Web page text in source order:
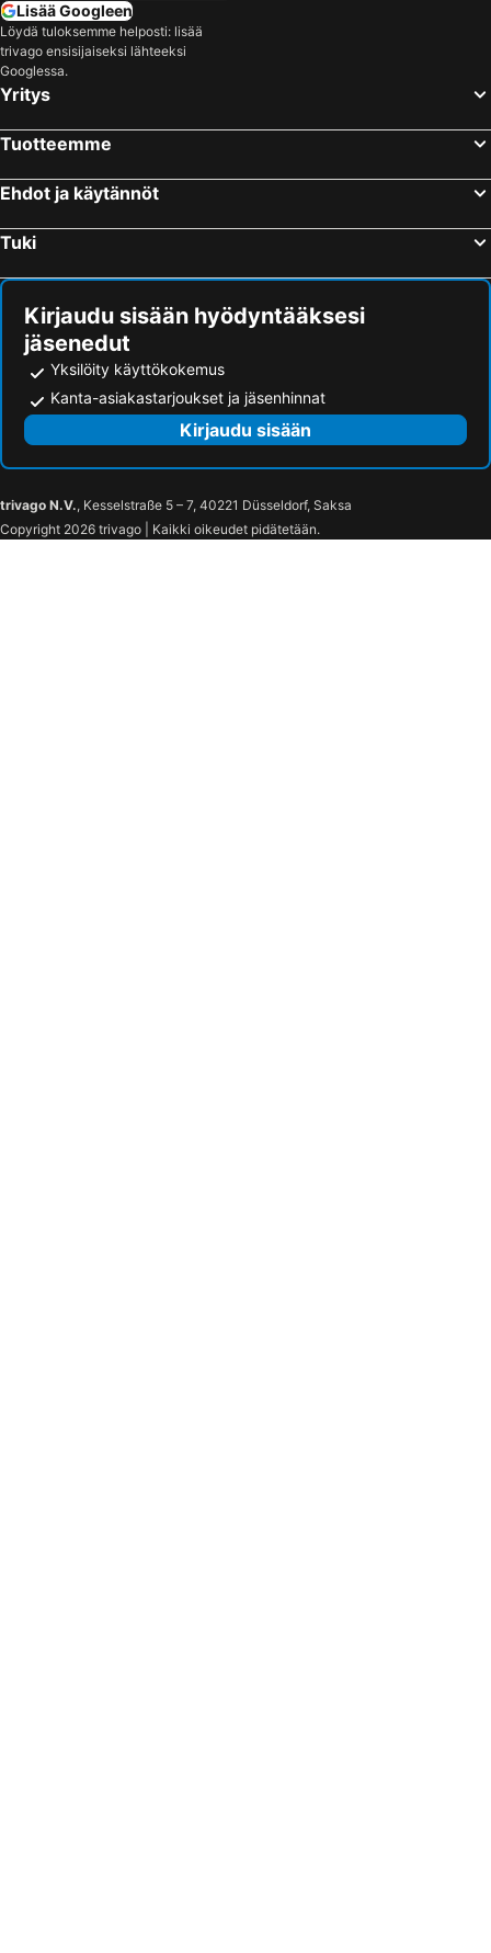
Lisää Googleen
Löydä tuloksemme helposti: lisää
trivago ensisijaiseksi lähteeksi
Googlessa.
Yritys
Tuotteemme
Ehdot ja käytännöt
Tuki
Kirjaudu sisään hyödyntääksesi
jäsenedut
Yksilöity käyttökokemus
Kanta-asiakastarjoukset ja jäsenhinnat
Kirjaudu sisään
trivago N.V., Kesselstraße 5 – 7, 40221 Düsseldorf, Saksa
Copyright 2026 trivago | Kaikki oikeudet pidätetään.